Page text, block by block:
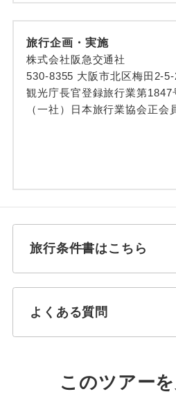
旅行企画・実施
株式会社阪急交通社
530-8355 大阪市北区梅田2-
観光庁長官登録旅行業第1847
（一社）日本旅行業協会正会
旅行条件書はこちら
よくある質問
このツアー